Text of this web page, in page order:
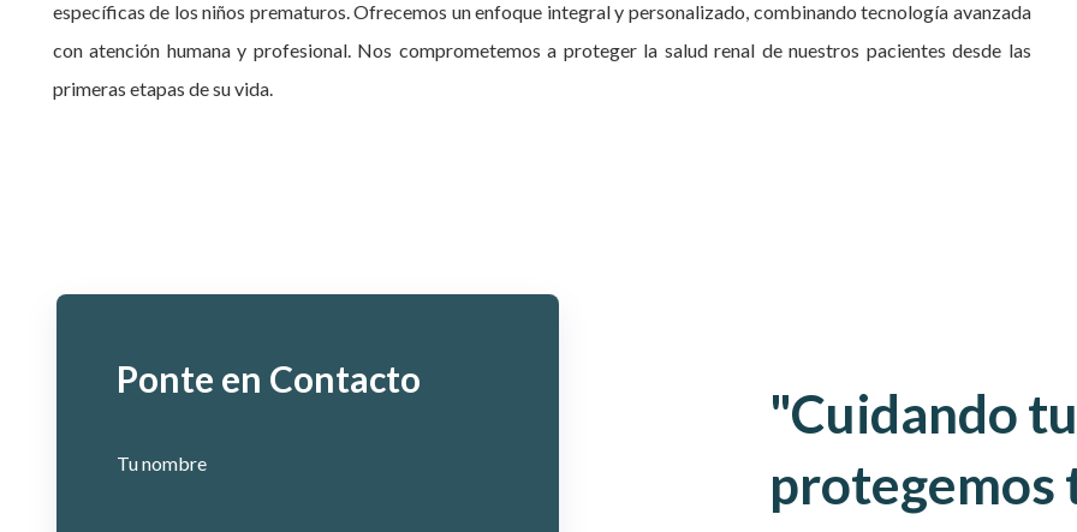
específicas de los niños prematuros. Ofrecemos un enfoque integral y personalizado, combinando tecnología avanzada
con atención humana y profesional. Nos comprometemos a proteger la salud renal de nuestros pacientes desde las
primeras etapas de su vida.
Ponte en Contacto
Tu nombre
"Cuidando
protegemos